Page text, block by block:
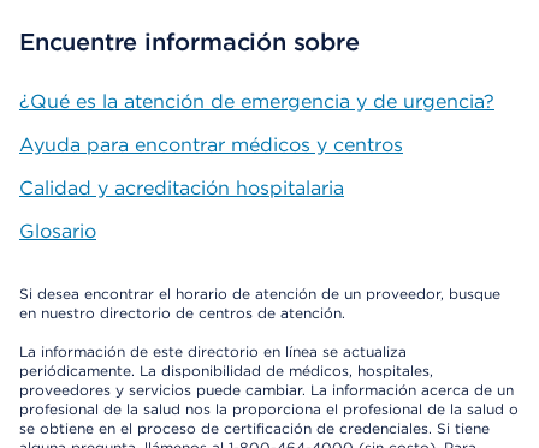
Encuentre información sobre
¿Qué es la atención de emergencia y de urgencia?
Ayuda para encontrar médicos y centros
Calidad y acreditación hospitalaria
Glosario
Si desea encontrar el horario de atención de un proveedor, busque
en nuestro directorio de centros de atención.
La información de este directorio en línea se actualiza
periódicamente. La disponibilidad de médicos, hospitales,
proveedores y servicios puede cambiar. La información acerca de un
profesional de la salud nos la proporciona el profesional de la salud o
se obtiene en el proceso de certificación de credenciales. Si tiene